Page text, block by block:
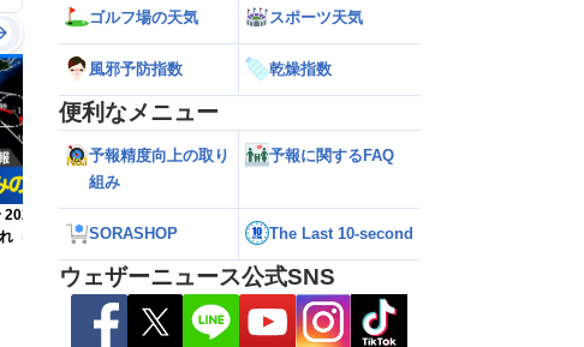
2026】お盆休みの天気に影
（8日5時更新）
【台風15号 2026】今後の進路は？北日
本に接近・上陸する可能性も（7日22時
情報）
ゴルフ場の天気 スポーツ天気
風邪予防指数 乾燥指数
便利なメニュー
予報精度向上の取り
組み
予報に関するFAQ
SORASHOP The Last 10-second
ウェザーニュース公式SNS